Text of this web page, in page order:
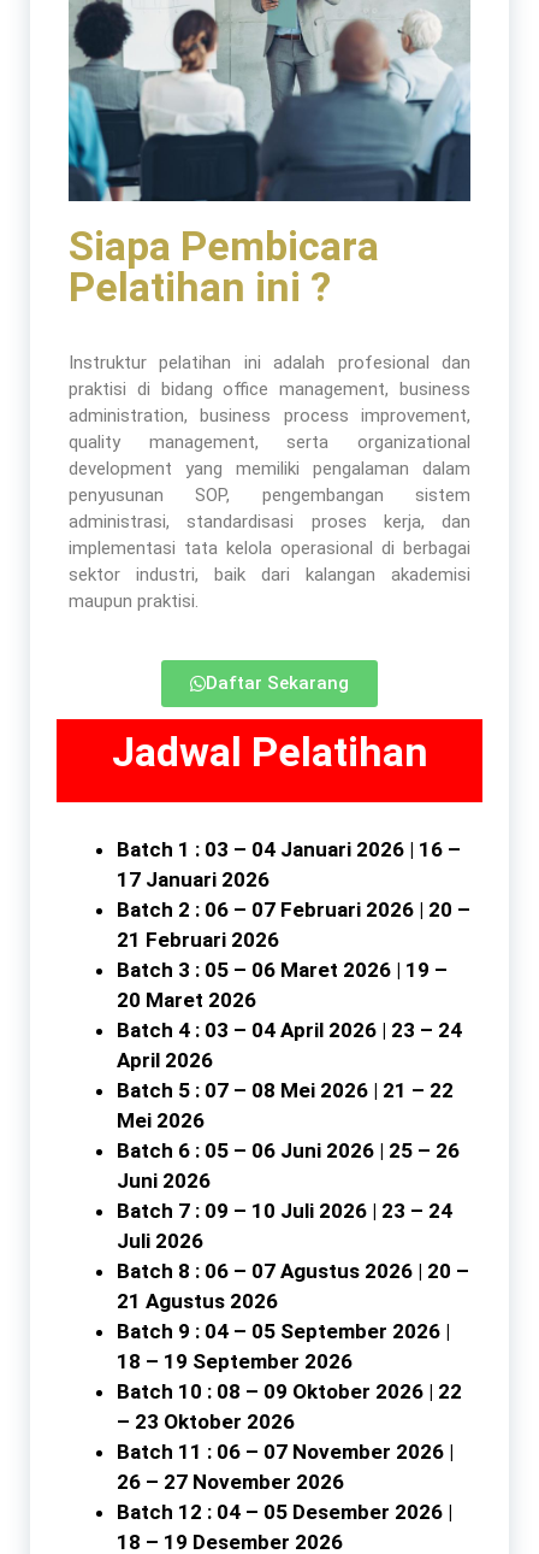
Siapa Pembicara
Pelatihan ini ?
Instruktur pelatihan ini adalah profesional dan
praktisi di bidang office management, business
administration, business process improvement,
quality management, serta organizational
development yang memiliki pengalaman dalam
penyusunan SOP, pengembangan sistem
administrasi, standardisasi proses kerja, dan
implementasi tata kelola operasional di berbagai
sektor industri, baik dari kalangan akademisi
maupun praktisi.
Daftar Sekarang
Jadwal Pelatihan
Batch 1 : 03 – 04 Januari 2026 | 16 –
17 Januari 2026
Batch 2 : 06 – 07 Februari 2026 | 20 –
21 Februari 2026
Batch 3 : 05 – 06 Maret 2026 | 19 –
20 Maret 2026
Batch 4 : 03 – 04 April 2026 | 23 – 24
April 2026
Batch 5 : 07 – 08 Mei 2026 | 21 – 22
Mei 2026
Batch 6 : 05 – 06 Juni 2026 | 25 – 26
Juni 2026
Batch 7 : 09 – 10 Juli 2026 | 23 – 24
Juli 2026
Batch 8 : 06 – 07 Agustus 2026 | 20 –
21 Agustus 2026
Batch 9 : 04 – 05 September 2026 |
18 – 19 September 2026
Batch 10 : 08 – 09 Oktober 2026 | 22
– 23 Oktober 2026
Batch 11 : 06 – 07 November 2026 |
26 – 27 November 2026
Batch 12 : 04 – 05 Desember 2026 |
18 – 19 Desember 2026